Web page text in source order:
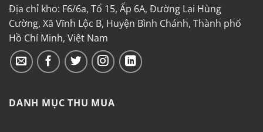
Địa chỉ kho: F6/6a, Tổ 15, Ấp 6A, Đường Lại Hùng
Cường, Xã Vĩnh Lộc B, Huyện Bình Chánh, Thành phố
Hồ Chí Minh, Việt Nam
DANH MỤC THU MUA